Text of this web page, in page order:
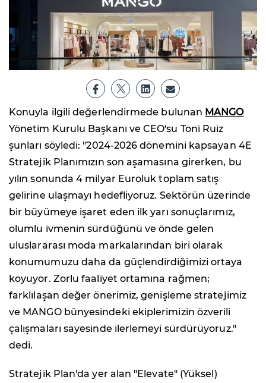
Konuyla ilgili değerlendirmede bulunan MANGO
Yönetim Kurulu Başkanı ve CEO'su Toni Ruiz
şunları söyledi: "2024-2026 dönemini kapsayan 4E
Stratejik Planımızın son aşamasına girerken, bu
yılın sonunda 4 milyar Euroluk toplam satış
gelirine ulaşmayı hedefliyoruz. Sektörün üzerinde
bir büyümeye işaret eden ilk yarı sonuçlarımız,
olumlu ivmenin sürdüğünü ve önde gelen
uluslararası moda markalarından biri olarak
konumumuzu daha da güçlendirdiğimizi ortaya
koyuyor. Zorlu faaliyet ortamına rağmen;
farklılaşan değer önerimiz, genişleme stratejimiz
ve MANGO bünyesindeki ekiplerimizin özverili
çalışmaları sayesinde ilerlemeyi sürdürüyoruz."
dedi.
Stratejik Plan'da yer alan "Elevate" (Yüksel)